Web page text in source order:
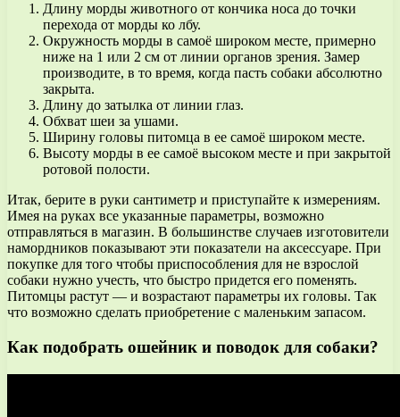
Длину морды животного от кончика носа до точки
перехода от морды ко лбу.
Окружность морды в самоё широком месте, примерно
ниже на 1 или 2 см от линии органов зрения. Замер
производите, в то время, когда пасть собаки абсолютно
закрыта.
Длину до затылка от линии глаз.
Обхват шеи за ушами.
Ширину головы питомца в ее самоё широком месте.
Высоту морды в ее самоё высоком месте и при закрытой
ротовой полости.
Итак, берите в руки сантиметр и приступайте к измерениям.
Имея на руках все указанные параметры, возможно
отправляться в магазин. В большинстве случаев изготовители
намордников показывают эти показатели на аксессуаре. При
покупке для того чтобы приспособления для не взрослой
собаки нужно учесть, что быстро придется его поменять.
Питомцы растут — и возрастают параметры их головы. Так
что возможно сделать приобретение с маленьким запасом.
Как подобрать ошейник и поводок для собаки?